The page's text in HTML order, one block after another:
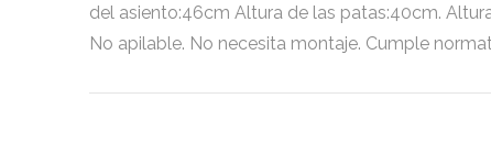
del asiento:46cm Altura de las patas:40cm.
No apilable. No necesita montaje. Cumple